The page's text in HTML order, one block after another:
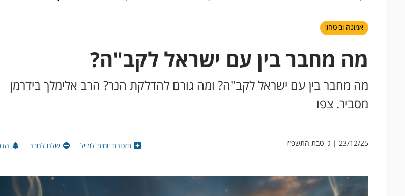
לקב"ה?
אמונה וביטחון
מה מחבר בין עם ישראל לקב"ה?
מה מחבר בין עם ישראל לקב"ה? ומה גורם להדלקת הנר? הרב אלימלך בידרמן
מסביר. צפו
23/12/25 | ג' טבת התשפ"ו תזכורת יומית למייל שלח לחבר